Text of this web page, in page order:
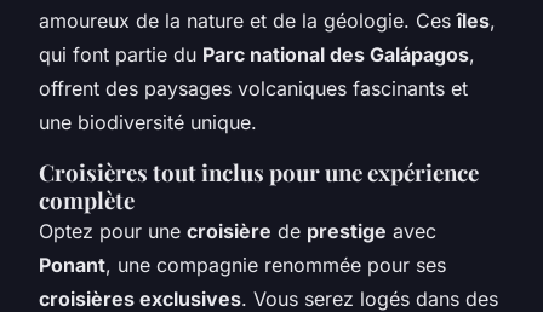
amoureux de la nature et de la géologie. Cesîles,
qui font partie du Parc national des Galápagos,
offrent des paysages volcaniques fascinants et
une biodiversité unique.
Croisières tout inclus pour une expérience
complète
Optez pour une croisière de prestige avec
Ponant, une compagnie renommée pour ses
croisières exclusives. Vous serez logés dans des